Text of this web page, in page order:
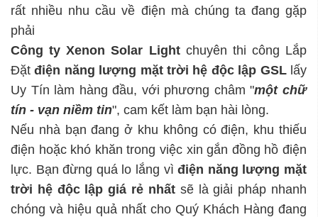
rất nhiều nhu cầu về điện mà chúng ta đang gặp
phải
Công ty Xenon Solar Lightchuyên thi công Lắp
Đặtđiện năng lượng mặt trời hệ độc lập GSLlấy
Uy Tín làm hàng đầu, với phương châm "một chữ
tín - vạn niềm tin", cam kết làm bạn hài lòng.
Nếu nhà bạn đang ở khu không có điện, khu thiếu
điện hoặc khó khăn trong việc xin gắn đồng hồ điện
lực. Bạn đừng quá lo lắng vìđiện năng lượng mặt
trời hệ độc lập giá rẻ nhấtsẽ là giải pháp nhanh
chóng và hiệu quả nhất cho Quý Khách Hàng đang